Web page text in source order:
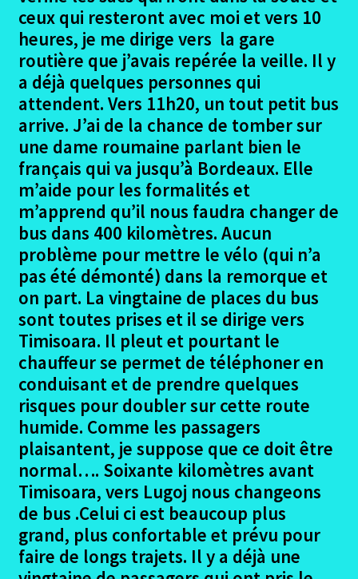
Eurovelo6 – Hébergements
Autres trajets VTT
Ouvrir
le
menu
enfant
Randonnées pédestres
Me contacter
ceux qui resteront avec moi et vers 10
heures, je me dirige vers la gare
routière que j’avais repérée la veille. Il y
a déjà quelques personnes qui
attendent. Vers 11h20, un tout petit bus
arrive. J’ai de la chance de tomber sur
une dame roumaine parlant bien le
français qui va jusqu’à Bordeaux. Elle
m’aide pour les formalités et
m’apprend qu’il nous faudra changer de
bus dans 400 kilomètres. Aucun
problème pour mettre le vélo (qui n’a
pas été démonté) dans la remorque et
on part. La vingtaine de places du bus
sont toutes prises et il se dirige vers
Timisoara. Il pleut et pourtant le
chauffeur se permet de téléphoner en
conduisant et de prendre quelques
risques pour doubler sur cette route
humide. Comme les passagers
plaisantent, je suppose que ce doit être
normal…. Soixante kilomètres avant
Timisoara, vers Lugoj nous changeons
de bus .Celui ci est beaucoup plus
grand, plus confortable et prévu pour
faire de longs trajets. Il y a déjà une